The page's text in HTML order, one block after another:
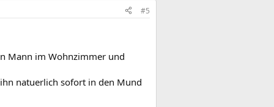
#5
Mann im Wohnzimmer und
natuerlich sofort in den Mund